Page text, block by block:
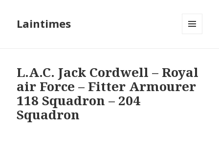
Laintimes
L.A.C. Jack Cordwell – Royal
air Force – Fitter Armourer
118 Squadron – 204
Squadron